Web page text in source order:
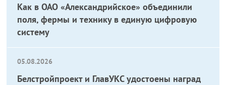
Как в ОАО «Александрийское» объединили
поля, фермы и технику в единую цифровую
систему
05.08.2026
Белстройпроект и ГлавУКС удостоены наград